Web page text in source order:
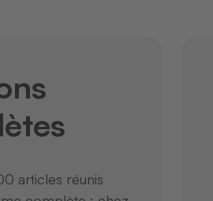
articles réunis